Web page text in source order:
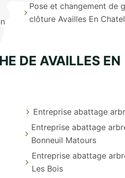
Pose et changement de
clôture Availles En
DE AVAILLES EN
Entreprise abattage
Entreprise abattage
Bonneuil Matours
Entreprise abattage
Les Bois